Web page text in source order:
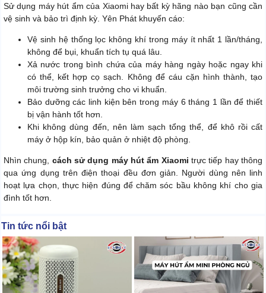
Sử dụng máy hút ẩm của Xiaomi hay bất kỳ hãng nào bạn cũng cần
vệ sinh và bảo trì định kỳ. Yên Phát khuyến cáo:
Vệ sinh hệ thống lọc không khí trong máy ít nhất 1 lần/tháng,
không để bụi, khuẩn tích tụ quá lâu.
Xả nước trong bình chứa của máy hàng ngày hoặc ngay khi
có thể, kết hợp cọ sạch. Không để cáu cặn hình thành, tạo
môi trường sinh trưởng cho vi khuẩn.
Bảo dưỡng các linh kiện bên trong máy 6 tháng 1 lần để thiết
bị vận hành tốt hơn.
Khi không dùng đến, nên làm sạch tổng thể, để khô rồi cất
máy ở hộp kín, bảo quản ở nhiệt độ phòng.
Nhìn chung, cách sử dụng máy hút ẩm Xiaomi trực tiếp hay thông
qua ứng dụng trên điện thoại đều đơn giản. Người dùng nên linh
hoạt lựa chọn, thực hiện đúng để chăm sóc bầu không khí cho gia
đình tốt hơn.
Tin tức nổi bật